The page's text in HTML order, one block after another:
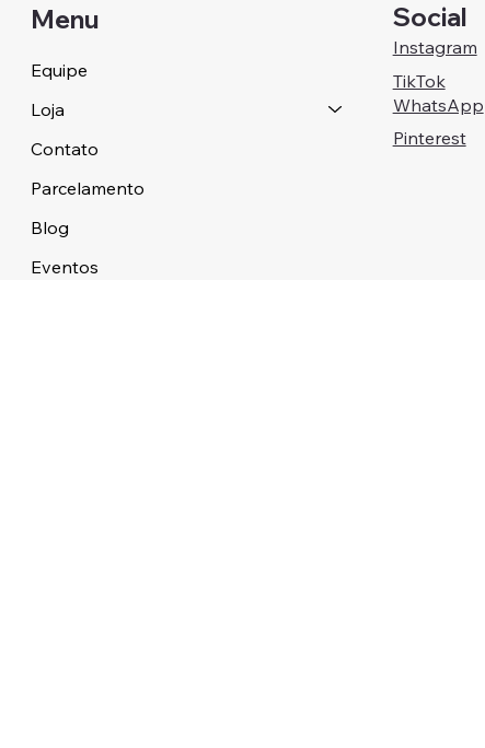
Menu
Equipe
Loja
Contato
Parcelamento
Blog
Eventos
Social
Instagram
TikTok
WhatsApp
Pinterest